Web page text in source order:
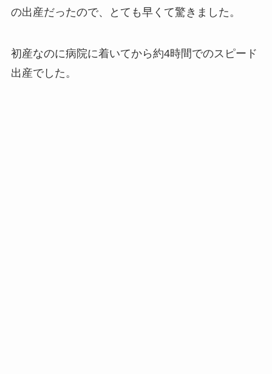
の出産だったので、とても早くて驚きました。
初産なのに病院に着いてから約4時間でのスピード
出産でした。